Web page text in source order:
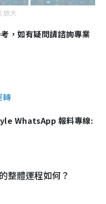
放大
，如有疑問請諮詢專業
轉
WhatsApp 報料專線:
整體運程如何？